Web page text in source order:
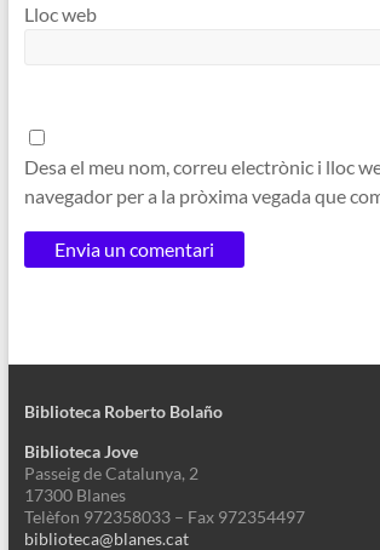
Lloc web
Desa el meu nom, correu electrònic i lloc
navegador per a la pròxima vegada que
Biblioteca Roberto Bolaño
Biblioteca Jove
Passeig de Catalunya, 2
17300 Blanes
Telèfon 972358033 – Fax 972354497
biblioteca@blanes.cat